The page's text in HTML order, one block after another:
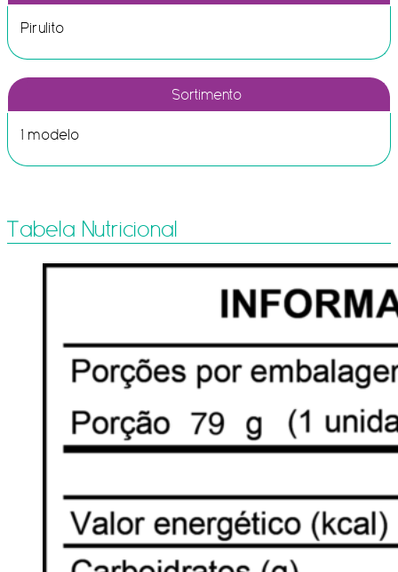
Pirulito
Sortimento
1 modelo
Tabela Nutricional